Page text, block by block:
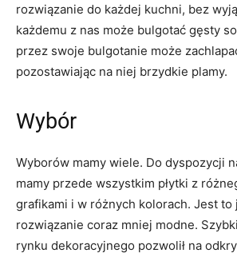
rozwiązanie do każdej kuchni, bez
każdemu z nas może bulgotać gęsty
przez swoje bulgotanie może
pozostawiając na niej brzydkie plamy.
Wybór
Wyborów mamy wiele. Do dyspozycji
mamy przede wszystkim płytki z
grafikami i w różnych kolorach. Jest to
rozwiązanie coraz mniej modne.
rynku dekoracyjnego pozwolił na